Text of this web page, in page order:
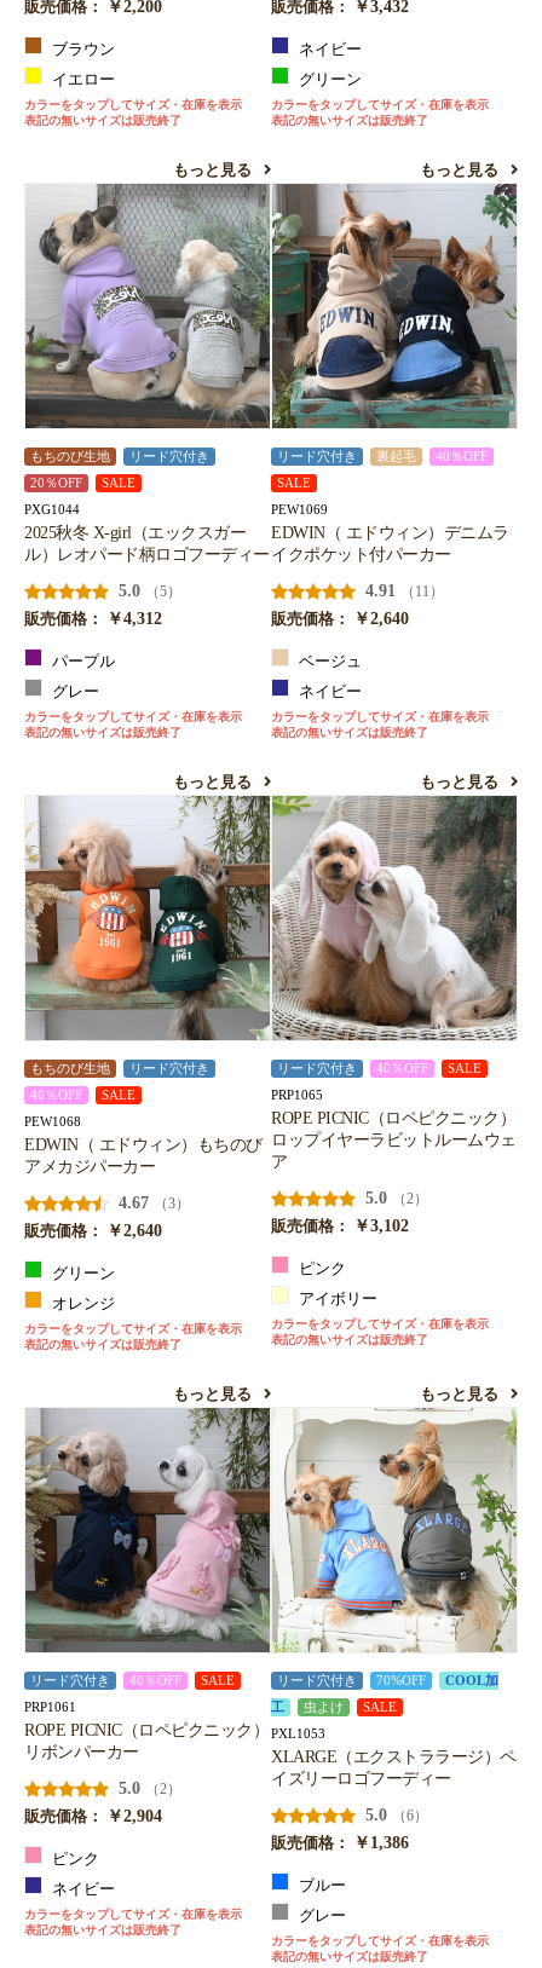
販売価格：
￥2,200
ブラウン
イエロー
カラーをタップしてサイズ・在庫を表示
表記の無いサイズは販売終了
もっと見る
販売価格：
￥3,432
ネイビー
グリーン
カラーをタップしてサイズ・在庫を表示
表記の無いサイズは販売終了
もっと見る
もちのび生地
リード穴付き
20％OFF
SALE
PXG1044
2025秋冬 X-girl（エックスガー
ル）レオパード柄ロゴフーディー
5.0
（5）
販売価格：
￥4,312
パープル
グレー
カラーをタップしてサイズ・在庫を表示
表記の無いサイズは販売終了
もっと見る
リード穴付き 裏起毛
40％OFF
SALE
PEW1069
EDWIN（ エドウィン）デニムラ
イクポケット付パーカー
4.91
（11）
販売価格：
￥2,640
ベージュ
ネイビー
カラーをタップしてサイズ・在庫を表示
表記の無いサイズは販売終了
もっと見る
もちのび生地
リード穴付き
40％OFF
SALE
PEW1068
EDWIN（ エドウィン）もちのび
アメカジパーカー
4.67
（3）
販売価格：
￥2,640
グリーン
オレンジ
カラーをタップしてサイズ・在庫を表示
表記の無いサイズは販売終了
もっと見る
リード穴付き 40％OFF SALE
PRP1065
ROPE PICNIC（ロペピクニック）
ロップイヤーラビットルームウェ
ア
5.0
（2）
販売価格：
￥3,102
ピンク
アイボリー
カラーをタップしてサイズ・在庫を表示
表記の無いサイズは販売終了
もっと見る
リード穴付き 40％OFF SALE
PRP1061
ROPE PICNIC（ロペピクニック）
リボンパーカー
5.0
（2）
販売価格：
￥2,904
ピンク
ネイビー
カラーをタップしてサイズ・在庫を表示
表記の無いサイズは販売終了
リード穴付き 70%OFF
COOL加
工
虫よけ SALE
PXL1053
XLARGE（エクストララージ）ペ
イズリーロゴフーディー
5.0
（6）
販売価格：
￥1,386
ブルー
グレー
カラーをタップしてサイズ・在庫を表示
表記の無いサイズは販売終了
お買い物を続ける カートへ進む